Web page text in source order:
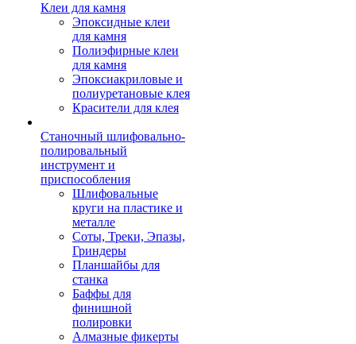
Клеи для камня
Эпоксидные клеи
для камня
Полиэфирные клеи
для камня
Эпоксиакриловые и
полиуретановые клея
Красители для клея
Станочный шлифовально-
полировальный
инструмент и
приспособления
Шлифовальные
круги на пластике и
металле
Соты, Треки, Эпазы,
Гриндеры
Планшайбы для
станка
Баффы для
финишной
полировки
Алмазные фикерты